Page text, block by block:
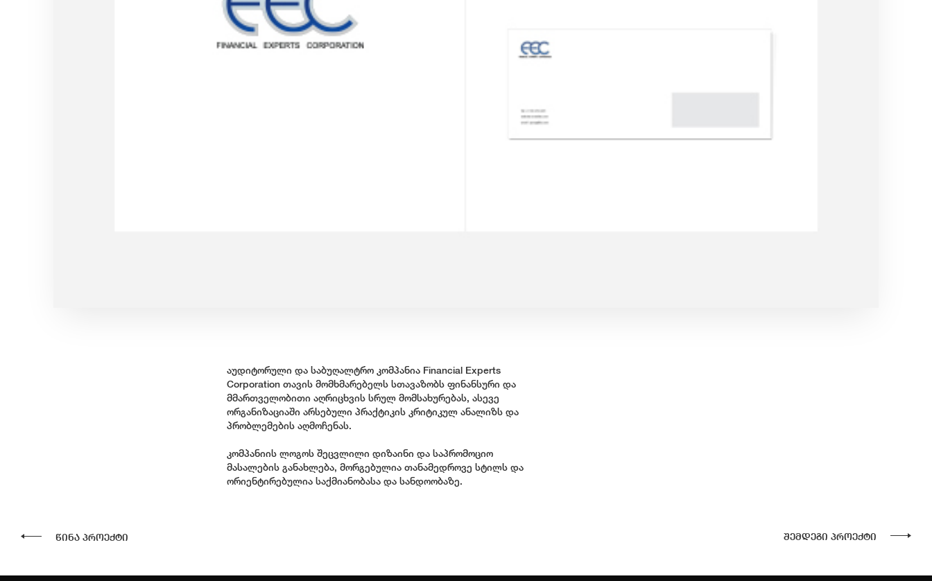
აუდიტორული და საბუღალტრო კომპანია Financial Experts
Corporation თავის მომხმარებელს სთავაზობს ფინანსური და
მმართველობითი აღრიცხვის სრულ მომსახურებას, ასევე
ორგანიზაციაში არსებული პრაქტიკის კრიტიკულ ანალიზს და
პრობლემების აღმოჩენას.
კომპანიის ლოგოს შეცვლილი დიზაინი და საპრომოციო
მასალების განახლება, მორგებულია თანამედროვე სტილს და
ორიენტირებულია საქმიანობასა და სანდოობაზე.
წინა პროექტი შემდეგი პროექტი